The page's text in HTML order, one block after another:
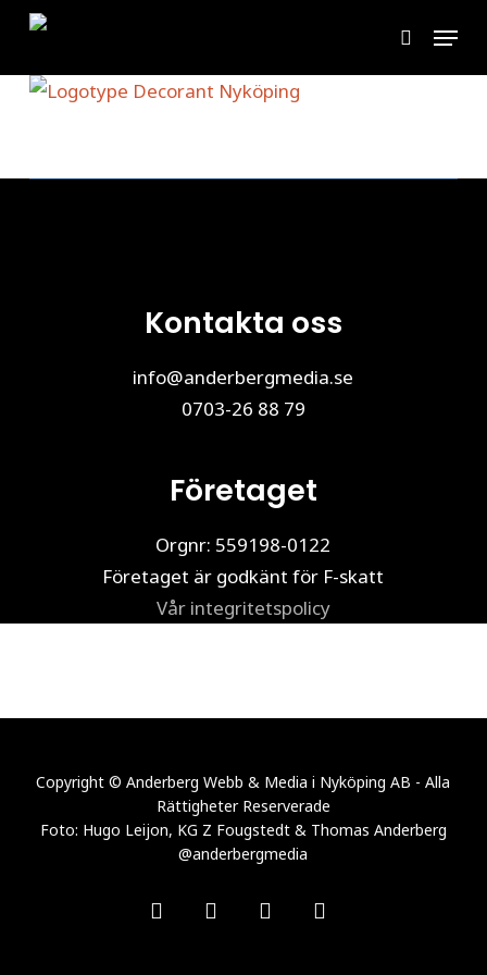
Skip
main
search
Menu
Kontakta oss
info@anderbergmedia.se
0703-26 88 79
Företaget
Orgnr: 559198-0122
Företaget är godkänt för F-skatt
Vår integritetspolicy
Copyright © Anderberg Webb & Media i Nyköping AB - Alla
Rättigheter Reserverade
Foto: Hugo Leijon, KG Z Fougstedt & Thomas Anderberg
@anderbergmedia
facebooklinkedin youtubeinstagram